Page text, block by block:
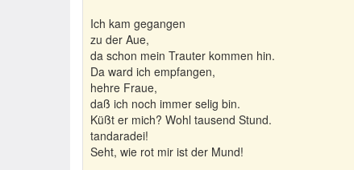
Ich kam gegangen
zu der Aue,
da schon mein Trauter kommen hin.
Da ward ich empfangen,
hehre Fraue,
daß ich noch immer selig bin.
Küßt er mich? Wohl tausend Stund.
tandaradei!
Seht, wie rot mir ist der Mund!